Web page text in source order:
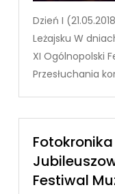
Dzień I
Leżajsku W
XI Ogólnopolski
Przesłuchania
Festiwal